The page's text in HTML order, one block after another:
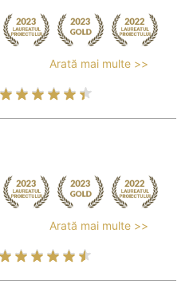
Arată mai multe >>
Arată mai multe >>